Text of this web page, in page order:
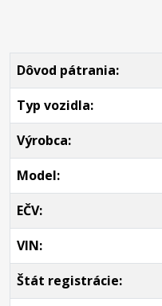
Dôvod pátrania:
Typ vozidla:
Výrobca:
Model:
EČV:
VIN:
Štát registrácie: